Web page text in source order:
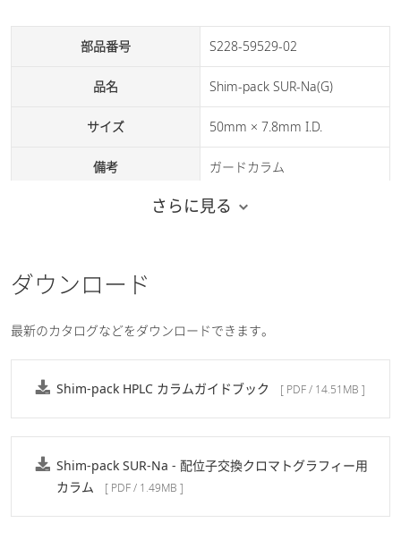
部品番号 S228-59529-02
品名 Shim-pack SUR-Na(G)
サイズ 50mm × 7.8mm I.D.
備考 ガードカラム
さらに見る
ダウンロード
最新のカタログなどをダウンロードできます。
Shim-pack HPLC カラムガイドブック [ PDF / 14.51MB ]
Shim-pack SUR-Na - 配位子交換クロマトグラフィー用
カラム
[ PDF / 1.49MB ]